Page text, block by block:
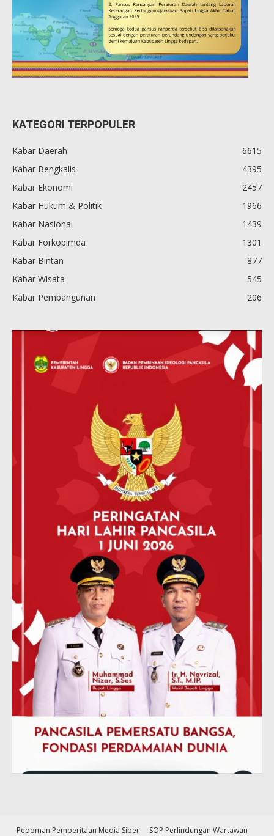
KATEGORI TERPOPULER
Kabar Daerah
6615
Kabar Bengkalis
4395
Kabar Ekonomi
2457
Kabar Hukum & Politik
1966
Kabar Nasional
1439
Kabar Forkopimda
1301
Kabar Bintan
877
Kabar Wisata
545
Kabar Pembangunan
206
Pedoman Pemberitaan Media Siber SOP Perlindungan Wartawan